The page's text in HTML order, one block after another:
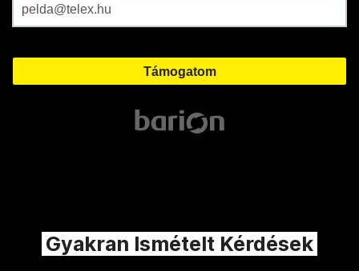
Gyakran Ismételt Kérdések